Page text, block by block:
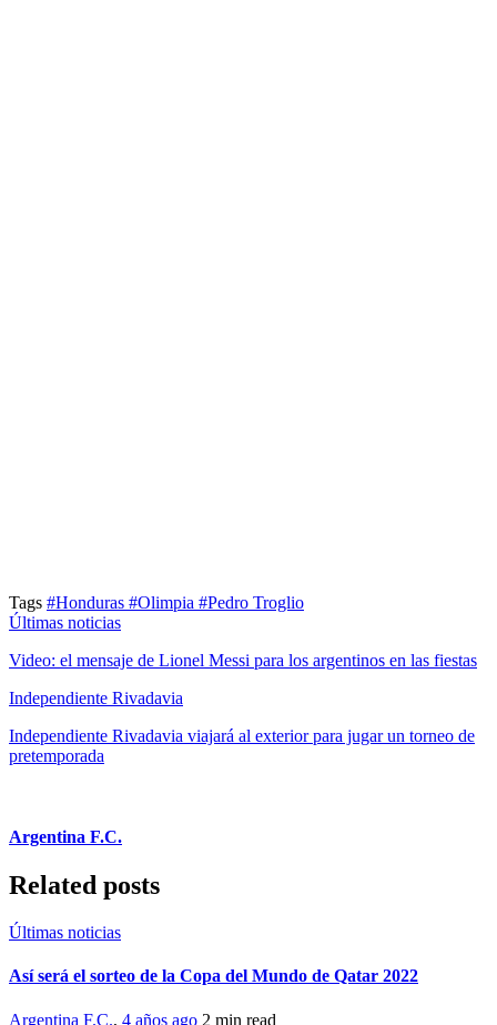
Tags #Honduras #Olimpia #Pedro Troglio
Últimas noticias
Video: el mensaje de Lionel Messi para los argentinos en las fiestas
Independiente Rivadavia
Independiente Rivadavia viajará al exterior para jugar un torneo de
pretemporada
Argentina F.C.
Related posts
Últimas noticias
Así será el sorteo de la Copa del Mundo de Qatar 2022
Argentina F.C., 4 años ago 2 min read